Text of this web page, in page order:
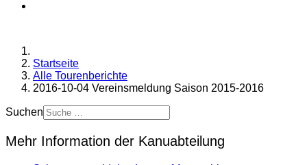
Startseite
Alle Tourenberichte
2016-10-04 Vereinsmeldung Saison 2015-2016
Suchen
Mehr Information der Kanuabteilung